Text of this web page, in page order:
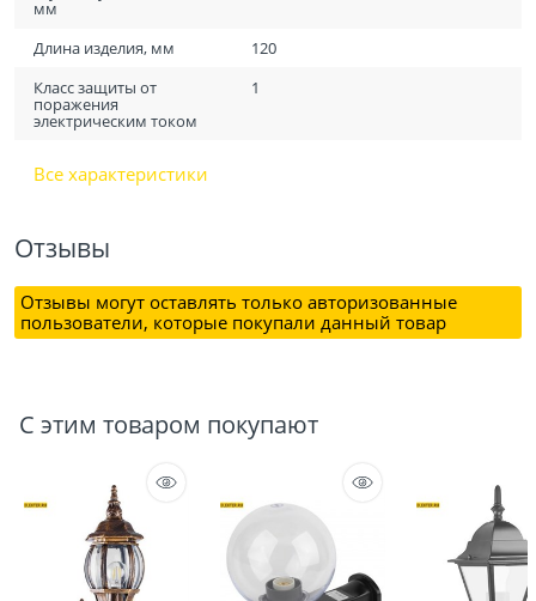
мм
Длина изделия, мм
120
Класс защиты от
поражения
электрическим током
1
Все характеристики
Отзывы
Отзывы могут оставлять только авторизованные
пользователи, которые покупали данный товар
С этим товаром покупают